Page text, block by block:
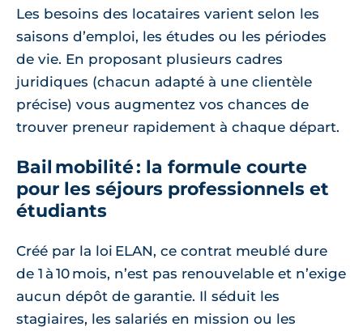
Les besoins des locataires varient selon les
saisons d’emploi, les études ou les périodes
de vie. En proposant plusieurs cadres
juridiques (chacun adapté à une clientèle
précise) vous augmentez vos chances de
trouver preneur rapidement à chaque départ.
Bail mobilité : la formule courte
pour les séjours professionnels et
étudiants
Créé par la loi ELAN, ce contrat meublé dure
de 1 à 10 mois, n’est pas renouvelable et n’exige
aucun dépôt de garantie. Il séduit les
stagiaires, les salariés en mission ou les